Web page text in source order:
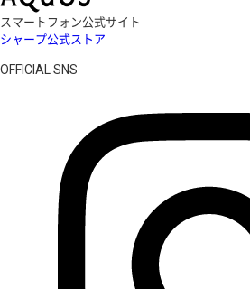
スマートフォン公式サイト
シャープ公式ストア
OFFICIAL SNS